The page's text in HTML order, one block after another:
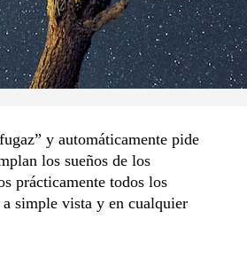
y automáticamente pide
los sueños de los
prácticamente todos los
simple vista y en cualquier